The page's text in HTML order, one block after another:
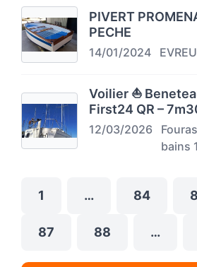
PIVERT
PECHE
14/01/2024
Voilier ⛵
First24 QR –
12/03/2026
bains
1 … 84
87 88 …